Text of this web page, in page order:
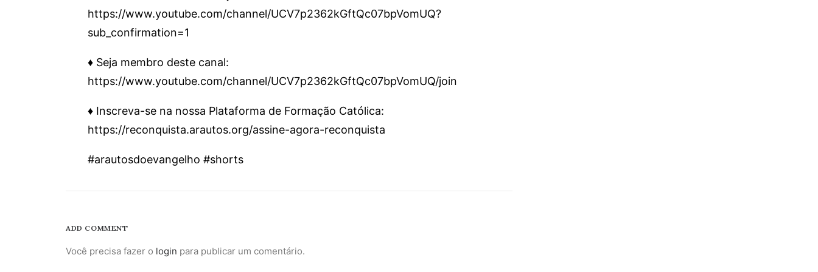
https://www.youtube.com/channel/UCV7p2362kGftQc07bpVomUQ?
sub_confirmation=1
♦️ Seja membro deste canal:
https://www.youtube.com/channel/UCV7p2362kGftQc07bpVomUQ/join
♦️ Inscreva-se na nossa Plataforma de Formação Católica:
https://reconquista.arautos.org/assine-agora-reconquista
#arautosdoevangelho #shorts
ADD COMMENT
Você precisa fazer o login para publicar um comentário.